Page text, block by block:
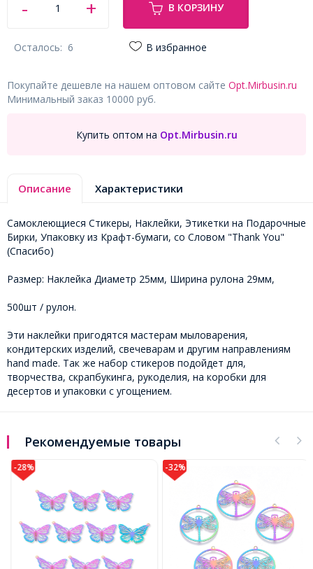
В КОРЗИНУ
Осталось: 6 В избранное
Покупайте дешевле на нашем оптовом сайте Opt.Mirbusin.ru
Минимальный заказ 10000 руб.
Купить оптом на Opt.Mirbusin.ru
Описание Характеристики
Самоклеющиеся Стикеры, Наклейки, Этикетки на Подарочные
Бирки, Упаковку из Крафт-бумаги, со Словом "Thank You"
(Спасибо)
Размер: Наклейка Диаметр 25мм, Ширина рулона 29мм,
500шт / рулон.
Эти наклейки пригодятся мастерам мыловарения,
кондитерских изделий, свечеварам и другим направлениям
hand made. Так же набор стикеров подойдет для,
творчества, скрапбукинга, рукоделия, на коробки для
десертов и упаковки с угощением.
Рекомендуемые товары
-28% -32%